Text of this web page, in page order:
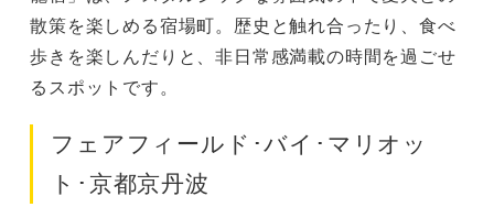
散策を楽しめる宿場町。歴史と触れ合ったり、食べ
歩きを楽しんだりと、非日常感満載の時間を過ごせ
るスポットです。
フェアフィールド･バイ･マリオッ
ト･京都京丹波